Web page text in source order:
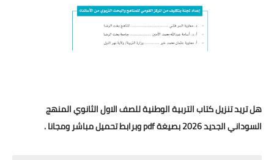
هل تريد تنزيل كتاب التربية الوطنية للصف الاول الثانوي المنهج
السوداني الجديد 2026 بصيغة pdf وبرابط تحميل مباشر ومجانا .